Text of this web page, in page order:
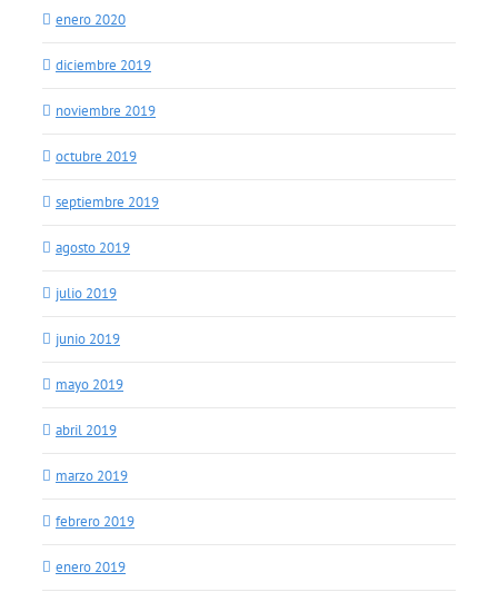
enero 2020
diciembre 2019
noviembre 2019
octubre 2019
septiembre 2019
agosto 2019
julio 2019
junio 2019
mayo 2019
abril 2019
marzo 2019
febrero 2019
enero 2019